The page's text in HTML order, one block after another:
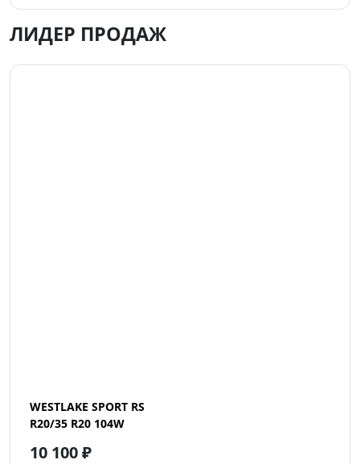
ЛИДЕР ПРОДАЖ
WESTLAKE SPORT RS
R20/35 R20 104W
10 100 ₽